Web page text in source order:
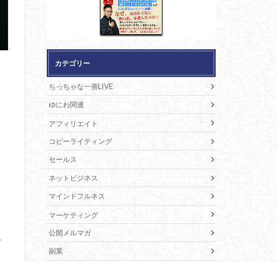
カテゴリー
ちっちゃな一善LIVE
ゆにわ関連
アフィリエイト
コピーライティング
セールス
ネットビジネス
マインドフルネス
マーケティング
公開メルマガ
副業